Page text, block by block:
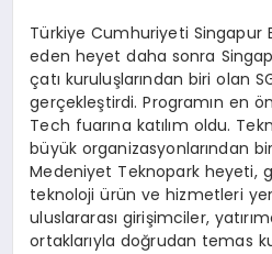
Türkiye Cumhuriyeti Singapur
eden heyet daha sonra
çatı kuruluşlarından biri olan
gerçekleştirdi. Programın en
Tech fuarına katılım oldu.
büyük organizasyonlarından
Medeniyet Teknopark heyeti,
teknoloji ürün ve hizmetleri
uluslararası girişimciler,
ortaklarıyla doğrudan temas